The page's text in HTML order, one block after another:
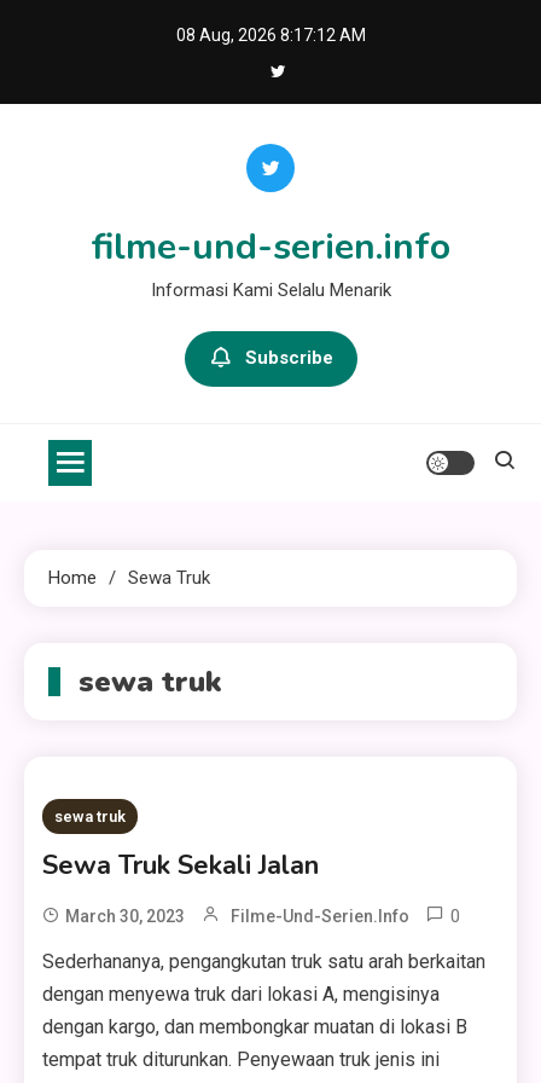
08 Aug, 2026 8:17:12 AM
filme-und-serien.info
Informasi Kami Selalu Menarik
Subscribe
Home Sewa Truk
sewa truk
sewa truk
Sewa Truk Sekali Jalan
March 30, 2023 Filme-Und-Serien.info 0
Sederhananya, pengangkutan truk satu arah berkaitan
dengan menyewa truk dari lokasi A, mengisinya
dengan kargo, dan membongkar muatan di lokasi B
tempat truk diturunkan. Penyewaan truk jenis ini